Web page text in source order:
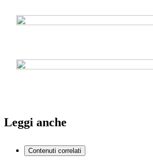
Leggi anche
Contenuti correlati